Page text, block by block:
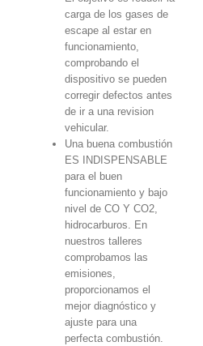
carga de los gases de
escape al estar en
funcionamiento,
comprobando el
dispositivo se pueden
corregir defectos antes
de ir a una revision
vehicular.
Una buena combustión
ES INDISPENSABLE
para el buen
funcionamiento y bajo
nivel de CO Y CO2,
hidrocarburos. En
nuestros talleres
comprobamos las
emisiones,
proporcionamos el
mejor diagnóstico y
ajuste para una
perfecta combustión.